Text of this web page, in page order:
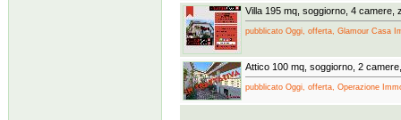
Villa 195 mq, soggiorno, 4 camere,
pubblicato Oggi, offerta, Glamour Casa
Attico 100 mq, soggiorno, 2
pubblicato Oggi, offerta, Operazione